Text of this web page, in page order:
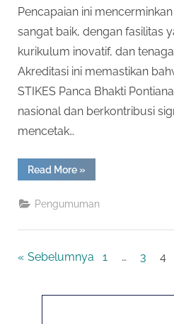
Pencapaian ini
sangat baik, dengan fasilitas
kurikulum inovatif, dan
Akreditasi ini memastikan
STIKES Panca Bhakti
nasional dan berkontribusi
mencetak…
Read More“Selamat
STIKES
Bhakti
Pontianak
AKREDITASI
»
Pengumuman
Paginasi
pos
Sebelumnya 1 … 3 4